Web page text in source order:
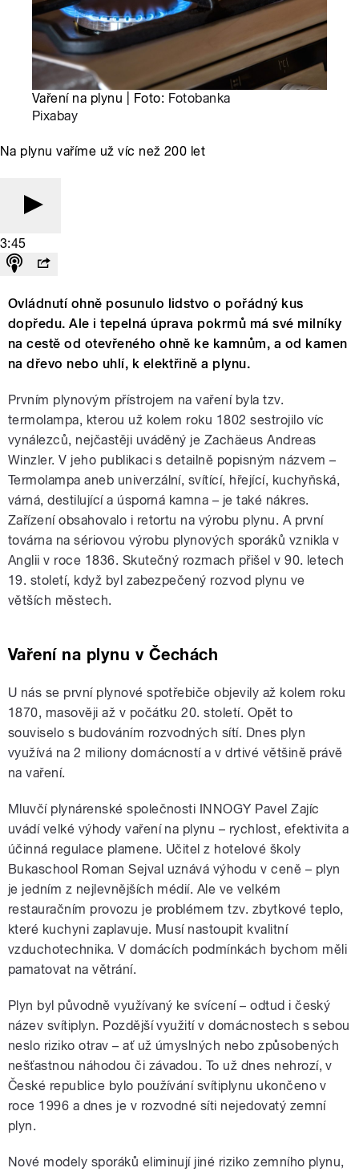
Vaření na plynu | Foto: Fotobanka
Pixabay
Na plynu vaříme už víc než 200 let
3:45
Ovládnutí ohně posunulo lidstvo o pořádný kus
dopředu. Ale i tepelná úprava pokrmů má své milníky
na cestě od otevřeného ohně ke kamnům, a od kamen
na dřevo nebo uhlí, k elektřině a plynu.
Prvním plynovým přístrojem na vaření byla tzv.
termolampa, kterou už kolem roku 1802 sestrojilo víc
vynálezců, nejčastěji uváděný je Zachäeus Andreas
Winzler. V jeho publikaci s detailně popisným názvem –
Termolampa aneb univerzální, svítící, hřející, kuchyňská,
várná, destilující a úsporná kamna – je také nákres.
Zařízení obsahovalo i retortu na výrobu plynu. A první
továrna na sériovou výrobu plynových sporáků vznikla v
Anglii v roce 1836. Skutečný rozmach přišel v 90. letech
19. století, když byl zabezpečený rozvod plynu ve
větších městech.
Vaření na plynu v Čechách
U nás se první plynové spotřebiče objevily až kolem roku
1870, masověji až v počátku 20. století. Opět to
souviselo s budováním rozvodných sítí. Dnes plyn
využívá na 2 miliony domácností a v drtivé většině právě
na vaření.
Mluvčí plynárenské společnosti INNOGY Pavel Zajíc
uvádí velké výhody vaření na plynu – rychlost, efektivita a
účinná regulace plamene. Učitel z hotelové školy
Bukaschool Roman Sejval uznává výhodu v ceně – plyn
je jedním z nejlevnějších médií. Ale ve velkém
restauračním provozu je problémem tzv. zbytkové teplo,
které kuchyni zaplavuje. Musí nastoupit kvalitní
vzduchotechnika. V domácích podmínkách bychom měli
pamatovat na větrání.
Plyn byl původně využívaný ke svícení – odtud i český
název svítiplyn. Pozdější využití v domácnostech s sebou
neslo riziko otrav – ať už úmyslných nebo způsobených
nešťastnou náhodou či závadou. To už dnes nehrozí, v
České republice bylo používání svítiplynu ukončeno v
roce 1996 a dnes je v rozvodné síti nejedovatý zemní
plyn.
Nové modely sporáků eliminují jiné riziko zemního plynu,